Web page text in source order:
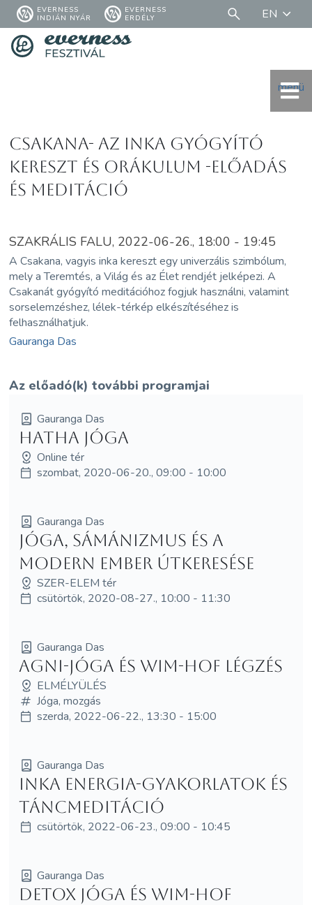
EVERNESS
INDIÁN NYÁR
EVERNESS
ERDÉLY
EN
menü
Csakana- az inka gyógyító
kereszt és orákulum -előadás
és meditáció
SZAKRÁLIS FALU, 2022-06-26., 18:00 - 19:45
A Csakana, vagyis inka kereszt egy univerzális szimbólum,
mely a Teremtés, a Világ és az Élet rendjét jelképezi. A
Csakanát gyógyító meditációhoz fogjuk használni, valamint
sorselemzéshez, lélek-térkép elkészítéséhez is
felhasználhatjuk.
Gauranga Das
Az előadó(k) további programjai
Gauranga Das
Hatha jóga
Online tér
szombat, 2020-06-20., 09:00 - 10:00
Gauranga Das
Jóga, Sámánizmus és a
modern ember útkeresése
SZER-ELEM tér
csütörtök, 2020-08-27., 10:00 - 11:30
Gauranga Das
Agni-jóga és Wim-Hof légzés
ELMÉLYÜLÉS
Jóga, mozgás
szerda, 2022-06-22., 13:30 - 15:00
Gauranga Das
Inka energia-gyakorlatok és
táncmeditáció
csütörtök, 2022-06-23., 09:00 - 10:45
Gauranga Das
Detox jóga és Wim-Hof